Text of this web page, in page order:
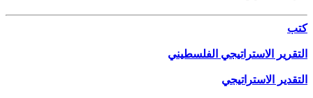
كتب
التقرير الاستراتيجي الفلسطيني
التقدير الاستراتيجي